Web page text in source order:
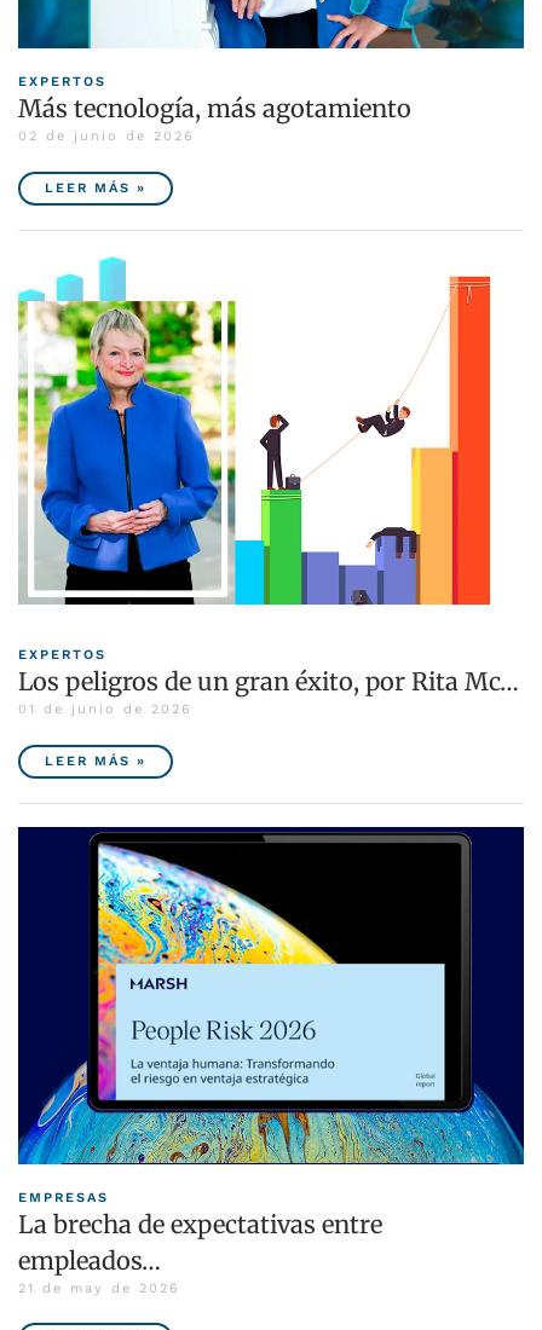
EXPERTOS
Más tecnología, más agotamiento
02 de junio de 2026
LEER MÁS »
EXPERTOS
Los peligros de un gran éxito, por Rita Mc…
01 de junio de 2026
LEER MÁS »
EMPRESAS
La brecha de expectativas entre
empleados…
21 de may de 2026